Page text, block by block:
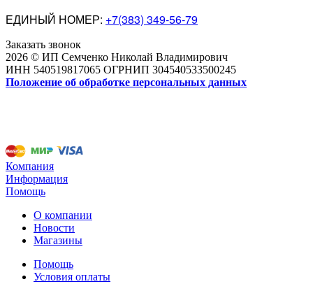
ЕДИНЫЙ НОМЕР: +7(383) 349-56-79
Заказать звонок
2026 © ИП Семченко Николай Владимирович
ИНН 540519817065 ОГРНИП 304540533500245
Положение об обработке персональных данных
Компания
Информация
Помощь
О компании
Новости
Магазины
Помощь
Условия оплаты